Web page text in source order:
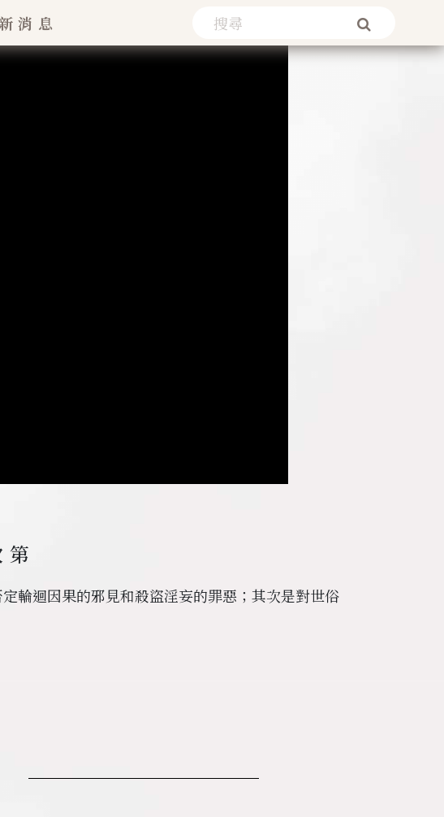
消息
輪迴因果的邪見和殺盜淫妄的罪惡；其次是對世俗